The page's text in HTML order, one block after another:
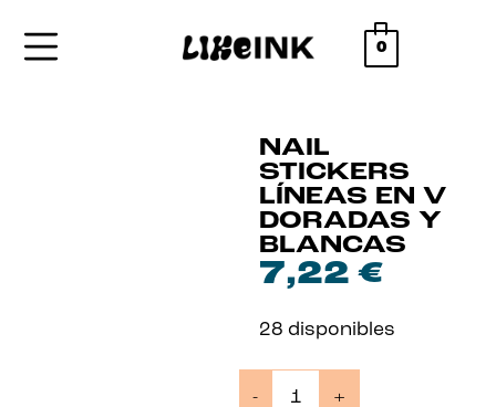
0
NAIL
STICKERS
LÍNEAS EN V
DORADAS Y
BLANCAS
7,22 €
28 disponibles
- +